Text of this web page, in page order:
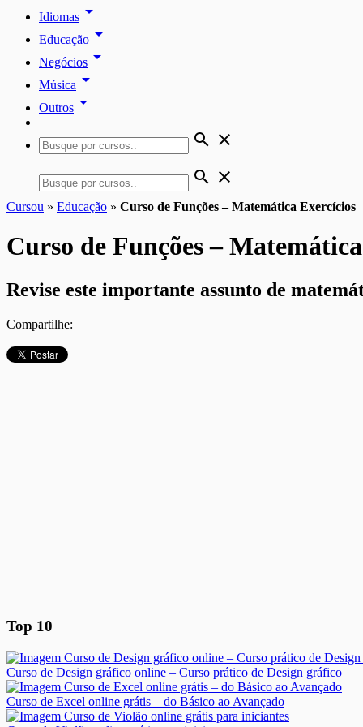
Idiomas arrow_drop_down
Educação arrow_drop_down
Negócios arrow_drop_down
Música arrow_drop_down
Outros arrow_drop_down
search close
search close
Cursou » Educação » Curso de Funções – Matemática Exercícios
Curso de Funções –
Revise este importante assunto de
Compartilhe:
Top 10
Curso de Design gráfico online – Curso prático de Design gráfico
Curso de Excel online grátis – do Básico ao Avançado